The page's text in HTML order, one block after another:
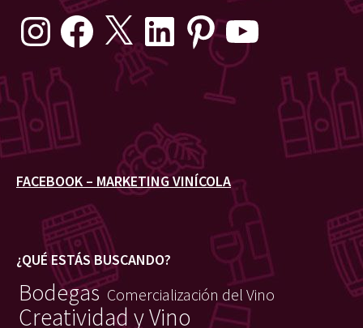
Instagram Facebook LinkedIn Pinterest
FACEBOOK – MARKETING VINÍCOLA
¿QUÉ ESTÁS BUSCANDO?
Bodegas Comercialización del Vino
Creatividad y Vino